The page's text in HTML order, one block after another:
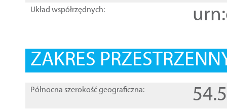
Układ współrzędnych:
ZAKRES
Północna szerokość geograficzna: